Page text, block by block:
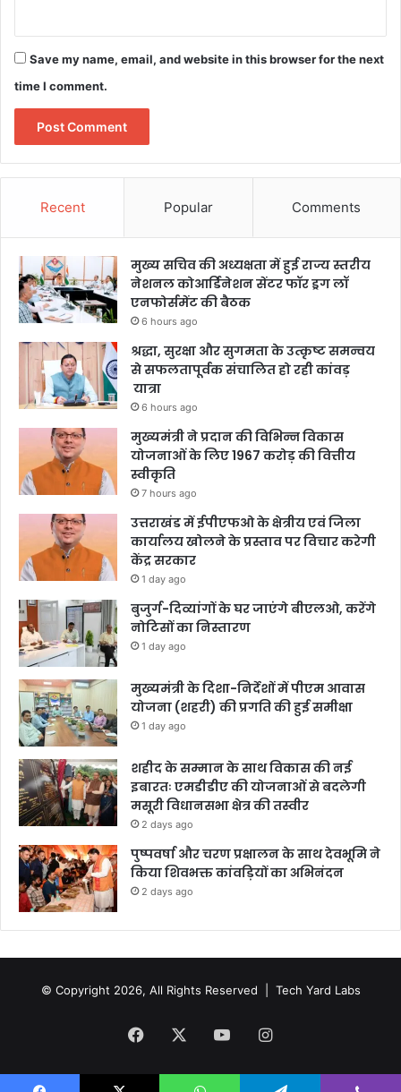
Save my name, email, and website in this browser for the next
time I comment.
Recent Popular Comments
मुख्य सचिव की अध्यक्षता में हुई राज्य स्तरीय
नेशनल कोआर्डिनेशन सेंटर फॉर ड्रग लॉ
एनफोर्समेंट की बैठक
6 hours ago
श्रद्धा, सुरक्षा और सुगमता के उत्कृष्ट समन्वय
से सफलतापूर्वक संचालित हो रही कांवड़
यात्रा
6 hours ago
मुख्यमंत्री ने प्रदान की विभिन्न विकास
योजनाओं के लिए 1967 करोड़ की वित्तीय
स्वीकृति
7 hours ago
उत्तराखंड में ईपीएफओ के क्षेत्रीय एवं जिला
कार्यालय खोलने के प्रस्ताव पर विचार करेगी
केंद्र सरकार
1 day ago
बुजुर्ग-दिव्यांगों के घर जाएंगे बीएलओ, करेंगे
नोटिसों का निस्तारण
1 day ago
मुख्यमंत्री के दिशा-निर्देशों में पीएम आवास
योजना (शहरी) की प्रगति की हुई समीक्षा
1 day ago
शहीद के सम्मान के साथ विकास की नई
इबारतः एमडीडीए की योजनाओं से बदलेगी
मसूरी विधानसभा क्षेत्र की तस्वीर
2 days ago
पुष्पवर्षा और चरण प्रक्षालन के साथ देवभूमि ने
किया शिवभक्त कांवड़ियों का अभिनंदन
2 days ago
© Copyright 2026, All Rights Reserved | Tech Yard Labs
Facebook YouTubeInstagram